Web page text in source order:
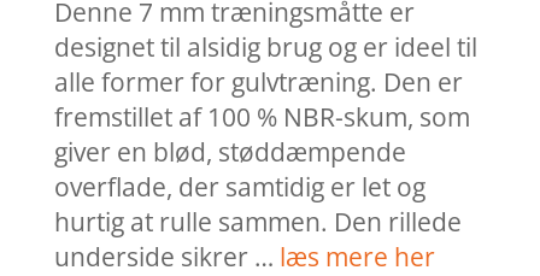
Denne 7 mm træningsmåtte er
designet til alsidig brug og er ideel til
alle former for gulvtræning. Den er
fremstillet af 100 % NBR-skum, som
giver en blød, støddæmpende
overflade, der samtidig er let og
hurtig at rulle sammen. Den rillede
underside sikrer … læs mere her